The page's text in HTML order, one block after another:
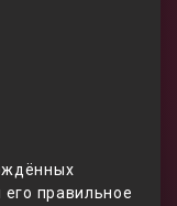
правильное